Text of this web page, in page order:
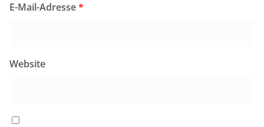
E-Mail-Adresse*
Website